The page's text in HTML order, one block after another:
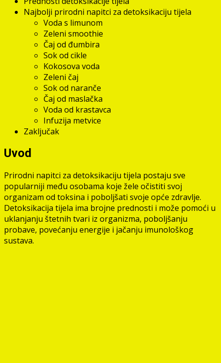
Najbolji prirodni napitci za detoksikaciju tijela
Voda s limunom
Zeleni smoothie
Čaj od đumbira
Sok od cikle
Kokosova voda
Zeleni čaj
Sok od naranče
Čaj od maslačka
Voda od krastavca
Infuzija metvice
Zaključak
Uvod
Prirodni napitci za detoksikaciju tijela postaju sve
popularniji među osobama koje žele očistiti svoj
organizam od toksina i poboljšati svoje opće zdravlje.
Detoksikacija tijela ima brojne prednosti i može pomoći u
uklanjanju štetnih tvari iz organizma, poboljšanju
probave, povećanju energije i jačanju imunološkog
sustava.